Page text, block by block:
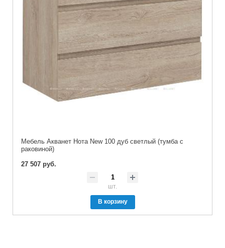
Мебель Акванет Нота New 100 дуб светлый (тумба с
раковиной)
27 507 руб.
шт.
В корзину